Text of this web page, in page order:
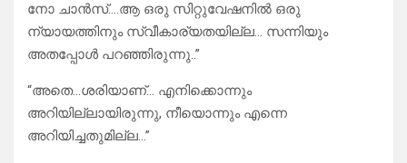
നോ ചാൻസ്‌….ആ ഒരു സിറ്റുവേഷനിൽ ഒരു
ന്യായത്തിനും സ്വീകാര്യതയില്ല… സന്നിയും
അതപ്പോൾ പറഞ്ഞിരുന്നു..”
“അതെ…ശരിയാണ്… എനിക്കൊന്നും
അറിയില്ലായിരുന്നു, നീയൊന്നും എന്നെ
അറിയിച്ചതുമില്ല…”